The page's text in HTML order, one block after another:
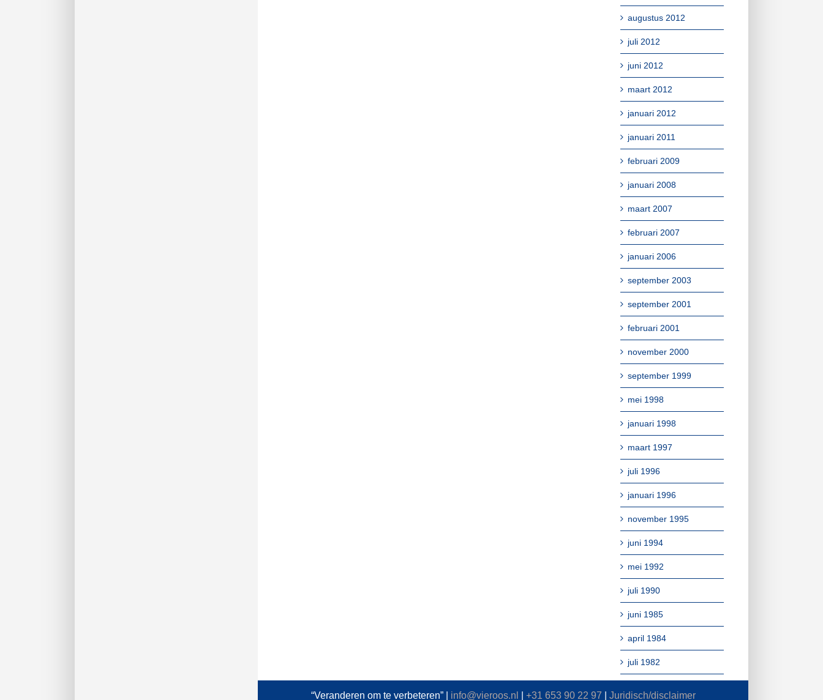
augustus 2012
juli 2012
juni 2012
maart 2012
januari 2012
januari 2011
februari 2009
januari 2008
maart 2007
februari 2007
januari 2006
september 2003
september 2001
februari 2001
november 2000
september 1999
mei 1998
januari 1998
maart 1997
juli 1996
januari 1996
november 1995
juni 1994
mei 1992
juli 1990
juni 1985
april 1984
juli 1982
“Veranderen om te verbeteren” | info@vieroos.nl +31 653 90 22 97 Juridisch/disclaimer